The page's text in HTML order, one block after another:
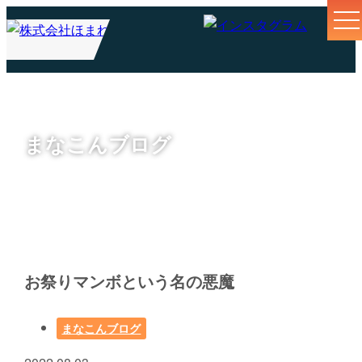
まなこんブログ
お祭りマンボという名の悪魔
まなこんブログ